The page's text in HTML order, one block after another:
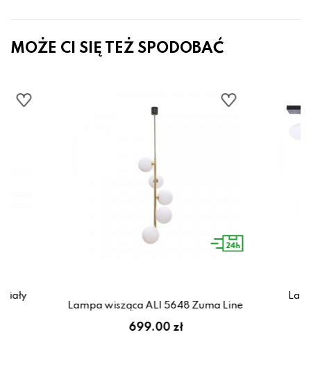
MOŻE CI SIĘ TEŻ SPODOBAĆ
Lampa wisząca ALI 5648 Zuma Line
699.00 zł